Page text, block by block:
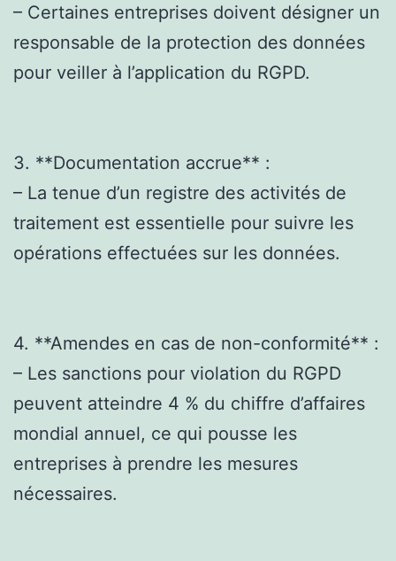
– Certaines entreprises doivent désigner un
responsable de la protection des données
pour veiller à l’application du RGPD.
3. **Documentation accrue** :
– La tenue d’un registre des activités de
traitement est essentielle pour suivre les
opérations effectuées sur les données.
4. **Amendes en cas de non-conformité** :
– Les sanctions pour violation du RGPD
peuvent atteindre 4 % du chiffre d’affaires
mondial annuel, ce qui pousse les
entreprises à prendre les mesures
nécessaires.